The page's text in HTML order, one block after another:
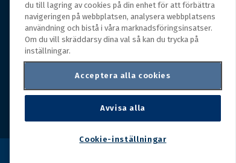
Hall Miba är grossisten som funnits på marknaden i
över 150 år. Från huvudkontoret i småländska Växjö
styrs hela organisationen, som erbjuder prisvärda
produkter till kunder i rörelse.
du till lagring av cookies på din enhet för att förbättra
navigeringen på webbplatsen, analysera webbplatsens
användning och bistå i våra marknadsföringsinsatser.
Om du vill skräddarsy dina val så kan du trycka på
inställningar.
Acceptera alla cookies
Avvisa alla
Cookie-inställningar